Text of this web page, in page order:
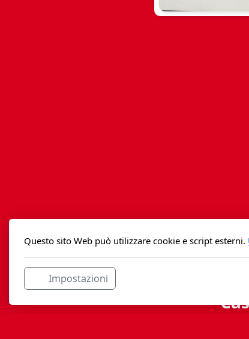
Questo sito Web può utilizzare cookie e script esterni.
Impostazioni